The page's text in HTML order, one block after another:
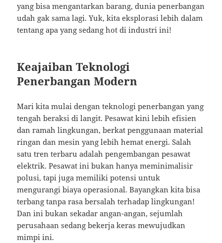
yang bisa mengantarkan barang, dunia penerbangan
udah gak sama lagi. Yuk, kita eksplorasi lebih dalam
tentang apa yang sedang hot di industri ini!
Keajaiban Teknologi
Penerbangan Modern
Mari kita mulai dengan teknologi penerbangan yang
tengah beraksi di langit. Pesawat kini lebih efisien
dan ramah lingkungan, berkat penggunaan material
ringan dan mesin yang lebih hemat energi. Salah
satu tren terbaru adalah pengembangan pesawat
elektrik. Pesawat ini bukan hanya meminimalisir
polusi, tapi juga memiliki potensi untuk
mengurangi biaya operasional. Bayangkan kita bisa
terbang tanpa rasa bersalah terhadap lingkungan!
Dan ini bukan sekadar angan-angan, sejumlah
perusahaan sedang bekerja keras mewujudkan
mimpi ini.